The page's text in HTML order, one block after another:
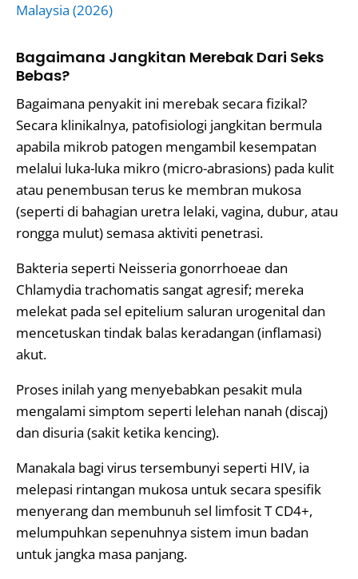
Malaysia (2026)
Bagaimana Jangkitan Merebak Dari Seks
Bebas?
Bagaimana penyakit ini merebak secara fizikal?
Secara klinikalnya, patofisiologi jangkitan bermula
apabila mikrob patogen mengambil kesempatan
melalui luka-luka mikro (micro-abrasions) pada kulit
atau penembusan terus ke membran mukosa
(seperti di bahagian uretra lelaki, vagina, dubur, atau
rongga mulut) semasa aktiviti penetrasi.
Bakteria seperti Neisseria gonorrhoeae dan
Chlamydia trachomatis sangat agresif; mereka
melekat pada sel epitelium saluran urogenital dan
mencetuskan tindak balas keradangan (inflamasi)
akut.
Proses inilah yang menyebabkan pesakit mula
mengalami simptom seperti lelehan nanah (discaj)
dan disuria (sakit ketika kencing).
Manakala bagi virus tersembunyi seperti HIV, ia
melepasi rintangan mukosa untuk secara spesifik
menyerang dan membunuh sel limfosit T CD4+,
melumpuhkan sepenuhnya sistem imun badan
untuk jangka masa panjang.